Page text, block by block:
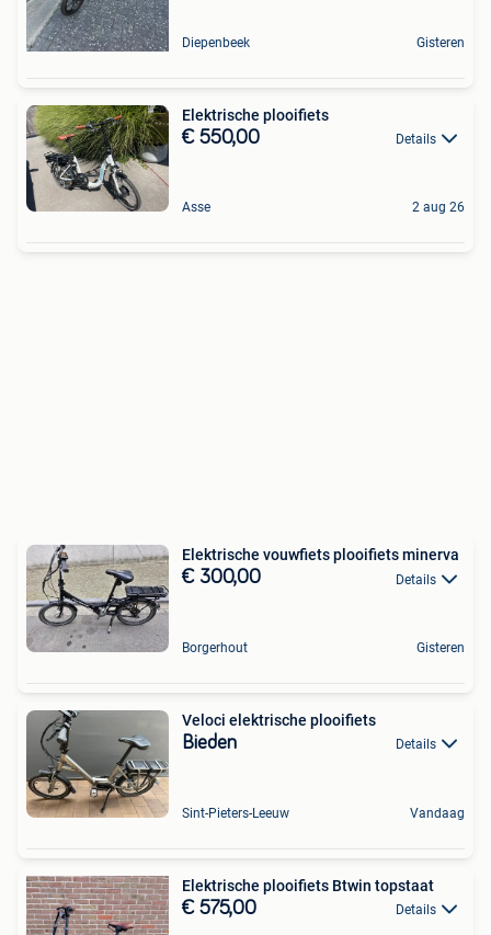
Diepenbeek Gisteren
Elektrische plooifiets
€ 550,00 Details
Asse 2 aug 26
Elektrische vouwfiets plooifiets minerva
€ 300,00 Details
Borgerhout Gisteren
Veloci elektrische plooifiets
Bieden Details
Sint-Pieters-Leeuw Vandaag
Elektrische plooifiets Btwin topstaat
€ 575,00 Details